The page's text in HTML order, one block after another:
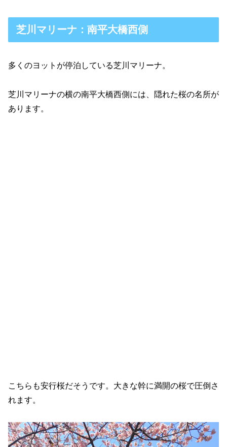
芝川マリーナ：南平大橋西側
多くのヨットが停泊している芝川マリーナ。
芝川マリーナの横の南平大橋西側には、隠れた桜の名所が
あります。
こちらも安行桜だそうです。大きな幹に満開の桜で圧倒さ
れます。